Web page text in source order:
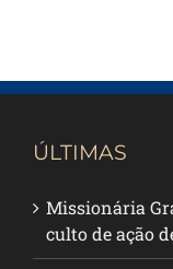
ÚLTIMAS
Missionária
culto de ação